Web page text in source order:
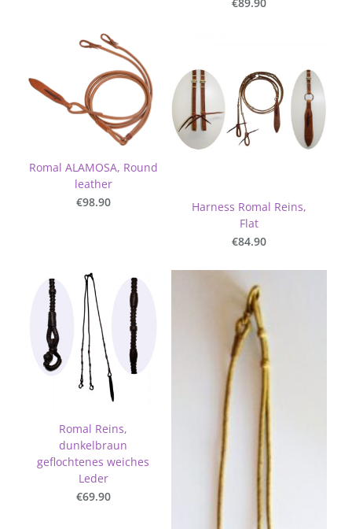
€89.90
Romal ALAMOSA, Round
leather
€98.90
Harness Romal Reins,
Flat
€84.90
Romal Reins,
dunkelbraun
geflochtenes weiches
Leder
€69.90